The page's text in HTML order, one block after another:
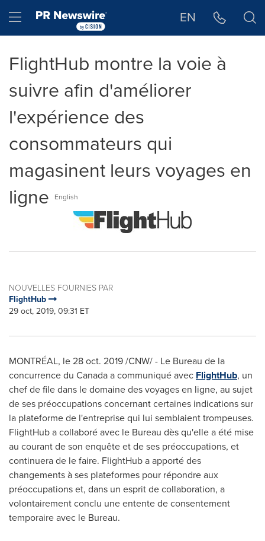
Hamburger menu EN
FlightHub montre la voie à
suivre afin d'améliorer
l'expérience des
consommateurs qui
magasinent leurs voyages en
ligne
English
NOUVELLES FOURNIES PAR
FlightHub
29 oct, 2019, 09:31 ET
MONTRÉAL, le 28 oct. 2019 /CNW/ - Le Bureau de la
concurrence du Canadaa communiqué avec FlightHub, un
chef de file dans le domaine des voyages en ligne, au sujet
de ses préoccupations concernant certaines indications sur
la plateforme de l'entreprise qui lui semblaient trompeuses.
FlightHub a collaboré avec le Bureau dès qu'elle a été mise
au courant de son enquête et de ses préoccupations, et
continuera de le faire. FlightHub a apporté des
changements à ses plateformes pour répondre aux
préoccupations et, dans un esprit de collaboration, a
volontairement conclu une entente de consentement
temporaire avec le Bureau.